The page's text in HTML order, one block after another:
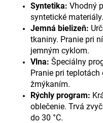
Syntetika: Vhodný
syntetické
Jemná bielizeň:
tkaniny. Pranie pri
jemným cyklom.
Vlna: Špeciálny
Pranie pri teplotách
žmýkaním.
Rýchly program:
oblečenie. Trvá
do 30 °C.